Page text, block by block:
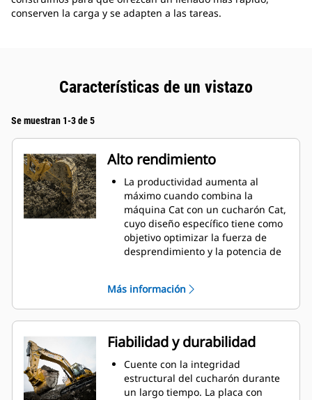
conserven la carga y se adapten a las tareas.
Características de un vistazo
Se muestran 1-3 de 5
Alto rendimiento
La productividad aumenta al
máximo cuando combina la
máquina Cat con un cucharón Cat,
cuyo diseño específico tiene como
objetivo optimizar la fuerza de
desprendimiento y la potencia de
radio mejora el flujo de material
hacia el cucharón. El espacio libre
del talón agregado asegura que la
parte inferior del cucharón no se
arrastre, lo que reduce los costos
de mantenimiento.
El consumo de combustible
alcanza el punto máximo durante
Más información
Fiabilidad y durabilidad
Cuente con la integridad
estructural del cucharón durante
un largo tiempo. La placa con